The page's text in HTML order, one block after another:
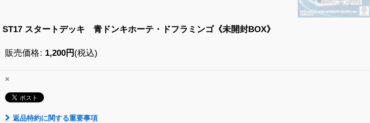
ST17 スタートデッキ 青ドンキホーテ・ドフラミンゴ《未開封BOX》
販売価格: 1,200円 (税込)
×
返品特約に関する重要事項